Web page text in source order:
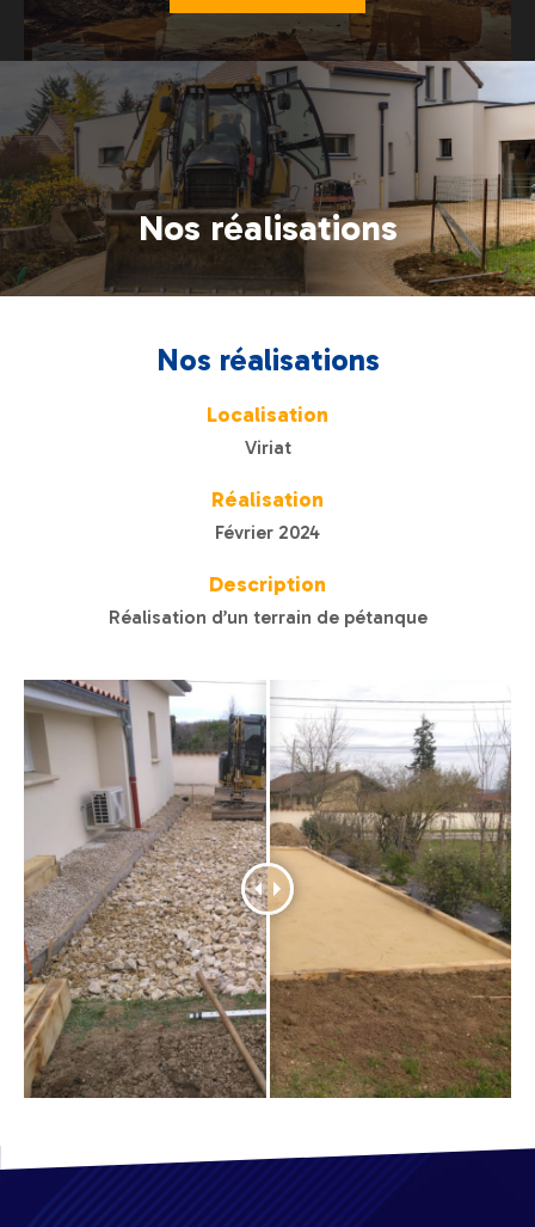
Nos réalisations
Nos réalisations
Localisation
Viriat
Réalisation
Février 2024
Description
Réalisation d’un terrain de pétanque